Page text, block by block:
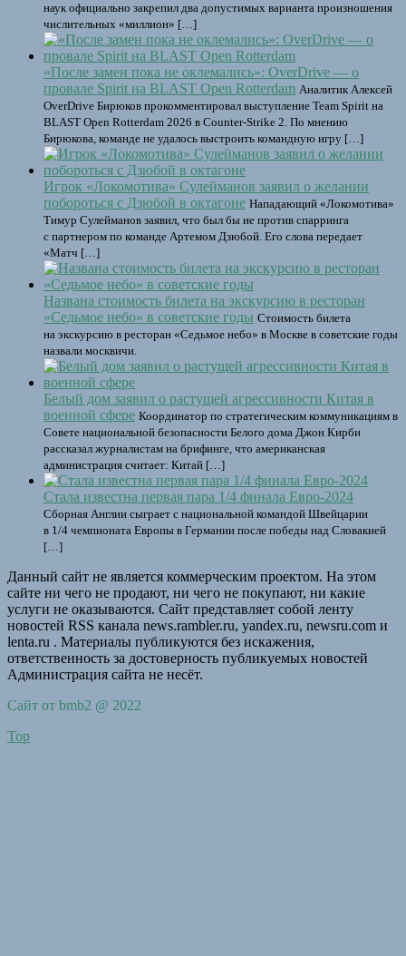
наук официально закрепил два допустимых варианта произношения
числительных «миллион» […]
«После замен пока не оклемались»: OverDrive — о
провале Spirit на BLAST Open Rotterdam Аналитик Алексей
OverDrive Бирюков прокомментировал выступление Team Spirit на
BLAST Open Rotterdam 2026 в Counter-Strike 2. По мнению
Бирюкова, команде не удалось выстроить командную игру […]
Игрок «Локомотива» Сулейманов заявил о желании
побороться с Дзюбой в октагоне Нападающий «Локомотива»
Тимур Сулейманов заявил, что был бы не против спарринга
с партнером по команде Артемом Дзюбой. Его слова передает
«Матч […]
Названа стоимость билета на экскурсию в ресторан
«Седьмое небо» в советские годы Стоимость билета
на экскурсию в ресторан «Седьмое небо» в Москве в советские годы
назвали москвичи.
Белый дом заявил о растущей агрессивности Китая в
военной сфере Координатор по стратегическим коммуникациям в
Совете национальной безопасности Белого дома Джон Кирби
рассказал журналистам на брифинге, что американская
администрация считает: Китай […]
Стала известна первая пара 1/4 финала Евро-2024
Сборная Англии сыграет с национальной командой Швейцарии
в 1/4 чемпионата Европы в Германии после победы над Словакией
[…]
Данный сайт не является коммерческим проектом. На этом
сайте ни чего не продают, ни чего не покупают, ни какие
услуги не оказываются. Сайт представляет собой ленту
новостей RSS канала news.rambler.ru, yandex.ru, newsru.com и
lenta.ru . Материалы публикуются без искажения,
ответственность за достоверность публикуемых новостей
Администрация сайта не несёт.
Сайт от bmb2 @ 2022
Top